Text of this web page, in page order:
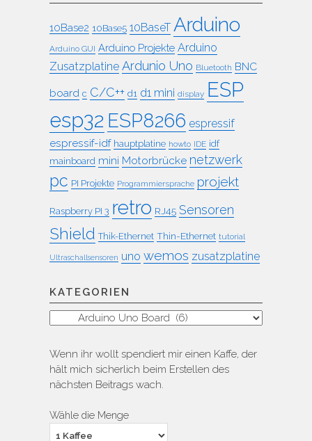
10Base2 10Base5 10BaseT Arduino
Arduino GUI Arduino Projekte Arduino
Zusatzplatine Ardunio Uno Bluetooth BNC
board c C/C++ d1 d1 mini display ESP
esp32 ESP8266 espressif
espressif-idf hauptplatine howto IDE idf
mainboard mini Motorbrücke netzwerk
pc PI Projekte Programmiersprache projekt
Raspberry PI 3 retro RJ45 Sensoren
Shield Thik-Ethernet Thin-Ethernet tutorial
Ultraschallsensoren uno wemos zusatzplatine
KATEGORIEN
Kategorien
Wenn ihr wollt spendiert mir einen Kaffe, der
hält mich sicherlich beim Erstellen des
nächsten Beitrags wach.
Wähle die Menge